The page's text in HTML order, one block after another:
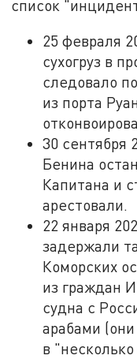
список
25 февраля
сухогруз в
следовало
из порта
30 сентября
Бенина
Капитана и
арестовали.
22 января
задержали
Коморских
из граждан
судна с
арабами
в